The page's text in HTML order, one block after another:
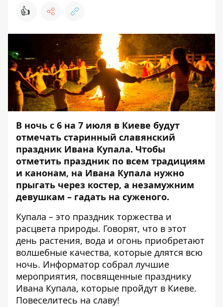
👍
В ночь с 6 на 7 июля в Киеве будут
отмечать старинный славянский
праздник Ивана Купала. Чтобы
отметить праздник по всем традициям
и канонам, на Ивана Купала нужно
прыгать через костер, а незамужним
девушкам – гадать на суженого.
Купала – это праздник торжества и
расцвета природы. Говорят, что в этот
день растения, вода и огонь приобретают
волшебные качества, которые длятся всю
ночь. Информатор собрал лучшие
мероприятия, посвященные празднику
Ивана Купала, которые пройдут в Киеве.
Повеселитесь на славу!